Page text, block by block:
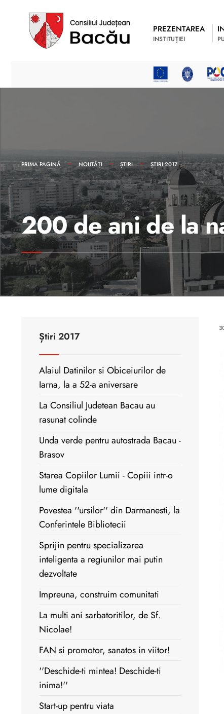
PREZENTAREA
INSTITUȚIEI
PRIMA PAGINĂ NOUTĂȚI ȘTIRI ȘTIRI 2017
200 de ani de la
Știri 2017
Alaiul Datinilor si Obiceiurilor de
Iarna, la a 52-a aniversare
La Consiliul Judetean Bacau au
rasunat colinde
Unda verde pentru autostrada Bacau -
Brasov
Starea Copiilor Lumii - Copiii intr-o
lume digitala
Povestea ''ursilor'' din Darmanesti, la
Conferintele Bibliotecii
Sprijin pentru specializarea
inteligenta a regiunilor mai putin
dezvoltate
Impreuna, construim comunitati
La multi ani sarbatoritilor, de Sf.
Nicolae!
FAN si promotor, sanatos in viitor!
''Deschide-ti mintea! Deschide-ti
inima!''
Start-up pentru viata